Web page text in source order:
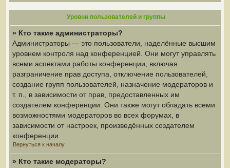
Уровни пользователей и группы
» Кто такие администраторы?
Администраторы — это пользователи, наделённые высшим
уровнем контроля над конференцией. Они могут управлять
всеми аспектами работы конференции, включая
разграничение прав доступа, отключение пользователей,
создание групп пользователей, назначение модераторов и
т. п., в зависимости от прав, предоставленных им
создателем конференции. Они также могут обладать всеми
возможностями модераторов во всех форумах, в
зависимости от настроек, произведённых создателем
конференции.
Вернуться к началу
» Кто такие модераторы?